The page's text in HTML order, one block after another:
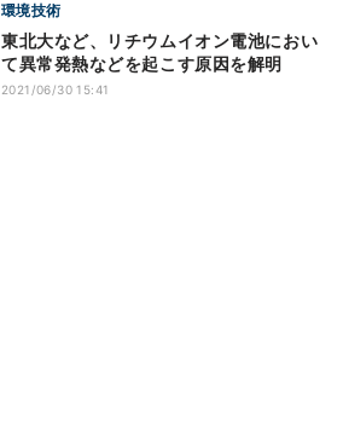
環境技術
東北大など、リチウムイオン電池におい
て異常発熱などを起こす原因を解明
2021/06/30 15:41